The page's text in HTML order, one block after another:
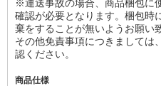
※運送事故の場合、商品梱包に
確認が必要となります。梱包時
棄をすることが無いようお願い
その他免責事項につきましては
認ください。
商品仕様